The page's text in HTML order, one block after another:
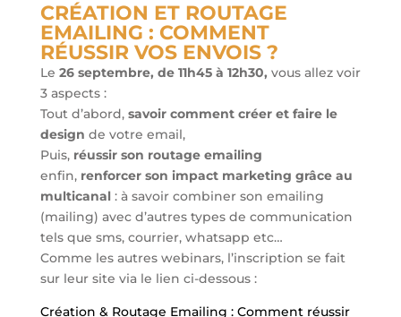
CRÉATION ET ROUTAGE
EMAILING : COMMENT
RÉUSSIR VOS ENVOIS ?
Le 26 septembre, de 11h45 à 12h30, vous allez voir
3 aspects :
Tout d’abord,savoir comment créer et faire le
design de votre email,
Puis, réussir son routage emailing
enfin, renforcer son impact marketing grâce au
multicanal: à savoir combiner son emailing
(mailing) avec d’autres types de communication
tels que sms, courrier, whatsapp etc…
Comme les autres webinars, l’inscription se fait
sur leur site via le lien ci-dessous :
Création & Routage Emailing : Comment réussir